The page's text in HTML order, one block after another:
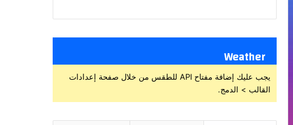
Weather
يجب عليك إضافة مفتاح API للطقس من خلال صفحة إعدادات
القالب > الدمج.